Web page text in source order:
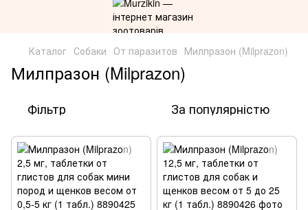
Каталог Собаки От паразитов Милпразон (Milprazon)
Милпразон (Milprazon)
Фільтр За популярністю